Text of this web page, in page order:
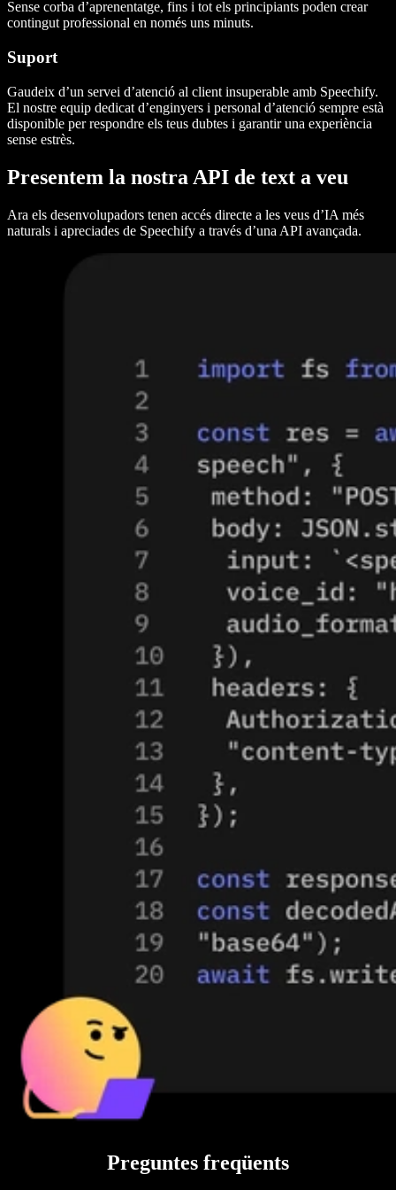
Sense corba d’aprenentatge, fins i tot els principiants poden crear
contingut professional en només uns minuts.
Suport
Gaudeix d’un servei d’atenció al client insuperable amb Speechify.
El nostre equip dedicat d’enginyers i personal d’atenció sempre està
disponible per respondre els teus dubtes i garantir una experiència
sense estrès.
Presentem la nostra API de text a veu
Ara els desenvolupadors tenen accés directe a les veus d’IA més
naturals i apreciades de Speechify a través d’una API avançada.
Preguntes freqüents